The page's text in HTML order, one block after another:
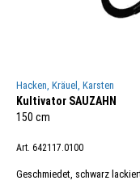
Hacken, Kräuel, Karsten
Kultivator SAUZAHN
150 cm
Art. 642117.0100
Geschmiedet, schwarz